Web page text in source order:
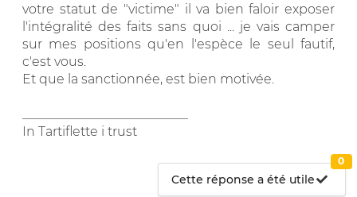
votre statut de "victime" il va bien faloir exposer
l'intégralité des faits sans quoi ... je vais camper
sur mes positions qu'en l'espèce le seul fautif,
c'est vous.
Et que la sanctionnée, est bien motivée.
In Tartiflette i trust
Cette réponse a été utile
0